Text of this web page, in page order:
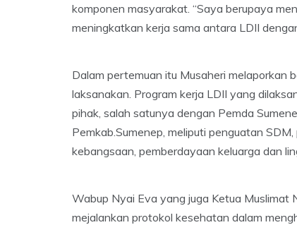
komponen masyarakat. “Saya berupaya
meningkatkan kerja sama antara LDII
Dalam pertemuan itu Musaheri melaporkan
laksanakan. Program kerja LDII yang
pihak, salah satunya dengan Pemda
Pemkab.Sumenep, meliputi penguatan
kebangsaan, pemberdayaan keluarga dan
Wabup Nyai Eva yang juga Ketua Muslimat
mejalankan protokol kesehatan dalam